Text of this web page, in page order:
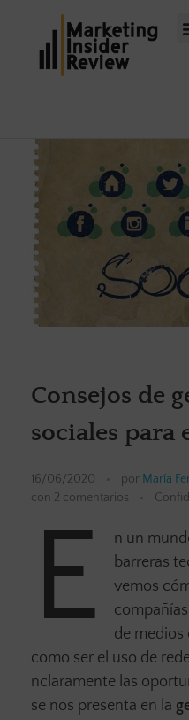
Consejos de
sociales para
16/06/2020 por María
con 2 comentarios
E
n un
barreras
vemos
de medios
como ser el uso de
nclaramente las
se nos presenta en la